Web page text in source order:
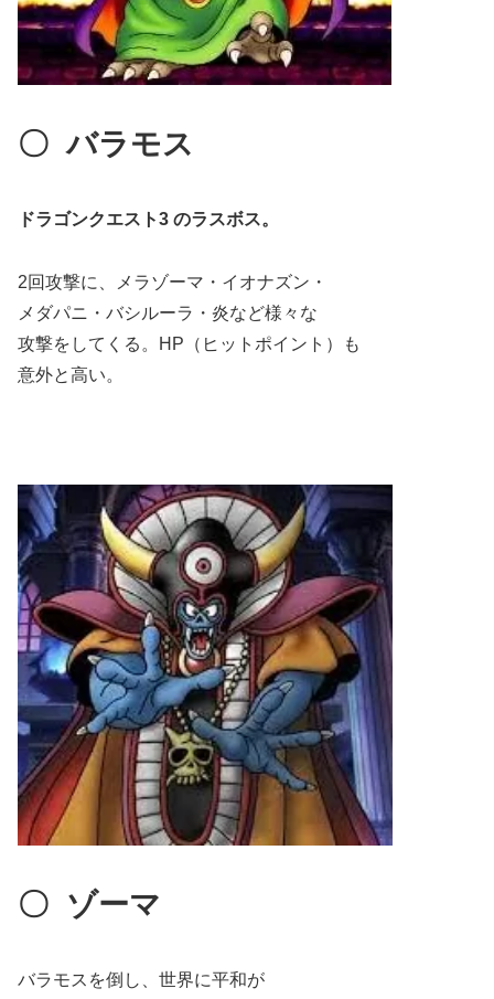
〇 バラモス
ドラゴンクエスト3 のラスボス。
2回攻撃に、メラゾーマ・イオナズン・
メダパニ・バシルーラ・炎など様々な
攻撃をしてくる。HP（ヒットポイント）も
意外と高い。
〇 ゾーマ
バラモスを倒し、世界に平和が